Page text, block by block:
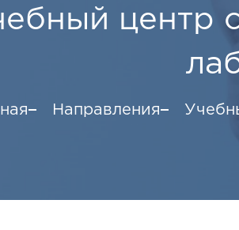
центр
Направления